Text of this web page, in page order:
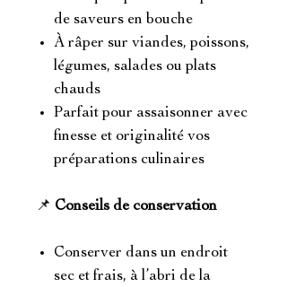
de saveurs en bouche
À râper sur viandes, poissons,
légumes, salades ou plats
chauds
Parfait pour assaisonner avec
finesse et originalité vos
préparations culinaires
📌 Conseils de conservation
Conserver dans un endroit
sec et frais, à l’abri de la